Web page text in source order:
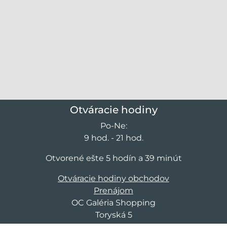
Otváracie hodiny
Po-Ne:
9 hod. - 21 hod.
Otvorené ešte 5 hodín a 39 minút
Otváracie hodiny obchodov
Prenájom
OC Galéria Shopping
Toryská 5
040 11 Košice